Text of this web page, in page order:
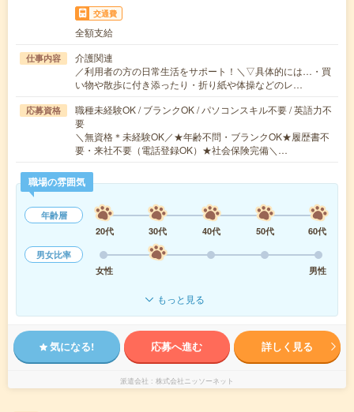
交通費
全額支給
仕事内容
介護関連
／利用者の方の日常生活をサポート！＼▽具体的には…・買
い物や散歩に付き添ったり・折り紙や体操などのレ…
応募資格
職種未経験OK / ブランクOK / パソコンスキル不要 / 英語力不
要
＼無資格＊未経験OK／★年齢不問・ブランクOK★履歴書不
要・来社不要（電話登録OK）★社会保険完備＼…
職場の雰囲気
年齢層
20代
30代 40代 50代
60代
男女比率
女性
男性
もっと見る
気になる! 応募へ進む 詳しく見る
派遣会社 株式会社ニッソーネット